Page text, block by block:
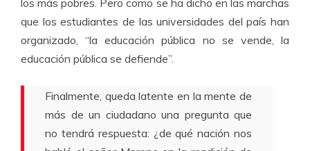
que los estudiantes de las universidades del país han
organizado, “la educación pública no se vende, la
educación pública se defiende”.
Finalmente, queda latente en la mente de
más de un ciudadano una pregunta que
no tendrá respuesta: ¿de qué nación nos